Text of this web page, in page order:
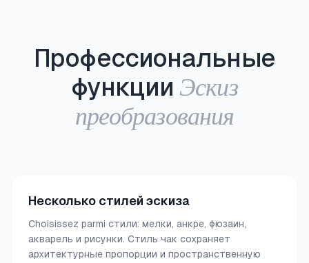
Профессиональные
функции Эскиз
преобразования
Несколько стилей эскиза
Choisissez parmi стили: мелки, анкре, фюзаин,
акварель и рисунки. Стиль чак сохраняет
архитектурные пропорции и пространственную